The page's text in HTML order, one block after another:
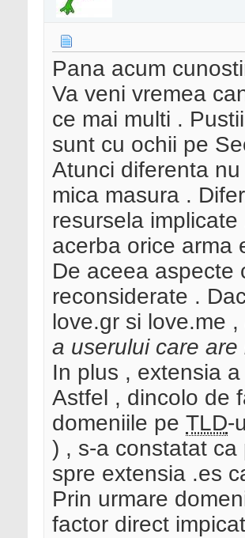
Pana acum
Va veni vremea
ce mai multi .
sunt cu ochii pe
Atunci diferenta
mica masura .
resursela implicate
acerba orice arma
De aceea aspecte
reconsiderate .
love.gr si love.me ,
a userului care
In plus , extensia
Astfel , dincolo de
domeniile pe TLD-
) , s-a constatat
spre extensia .es
Prin urmare
factor direct impicat